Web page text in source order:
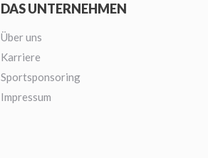
DAS UNTERNEHMEN
Über uns
Karriere
Sportsponsoring
Impressum